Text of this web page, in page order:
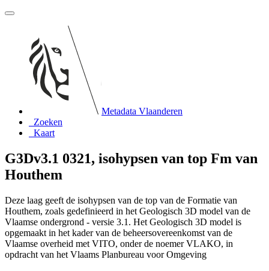
Metadata Vlaanderen
Zoeken
Kaart
G3Dv3.1 0321, isohypsen van top Fm van
Houthem
Deze laag geeft de isohypsen van de top van de Formatie van
Houthem, zoals gedefinieerd in het Geologisch 3D model van de
Vlaamse ondergrond - versie 3.1. Het Geologisch 3D model is
opgemaakt in het kader van de beheersovereenkomst van de
Vlaamse overheid met VITO, onder de noemer VLAKO, in
opdracht van het Vlaams Planbureau voor Omgeving